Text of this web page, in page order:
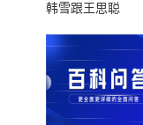
韩雪跟王思聪